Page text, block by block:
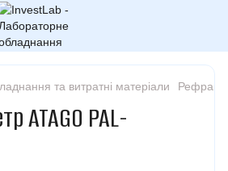
та витратні матеріали
ATAGO PAL-